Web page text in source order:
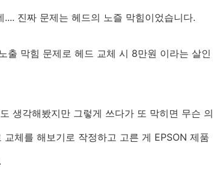
.... 진짜 문제는 헤드의 노즐 막힘이었습니다.
출 막힘 문제로 헤드 교체 시 8만원 이라는 살인
생각해봤지만 그렇게 쓰다가 또 막히면 무슨 의
교체를 해보기로 작정하고 고른 게 EPSON 제품